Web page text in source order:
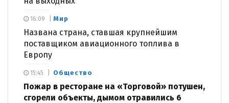
Мир
Названа страна, ставшая крупнейшим
поставщиком авиационного топлива в
Европу
16:09
Общество
Пожар в ресторане на «Торговой» потушен,
сгорели объекты, дымом отравились 6
15:45